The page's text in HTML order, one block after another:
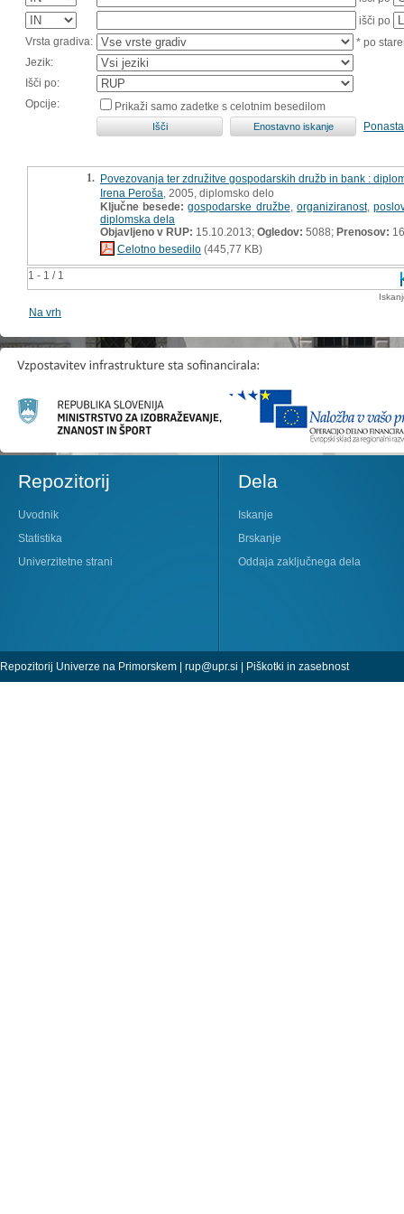
išči po
Vrsta gradiva:
* po
Jezik:
Išči po:
Opcije:
Prikaži samo zadetke s celotnim besedilom
1 - 1 / 1
1. Povezovanja ter združitve gospodarskih družb in bank :
Irena Peroša , 2005, diplomsko delo
Ključne besede: gospodarske družbe organiziranost,
diplomska dela
Objavljeno v RUP: 15.10.2013; Ogledov: 5088; Prenosov:
Celotno besedilo (445,77 KB)
Na vrh
Repozitorij
Uvodnik
Statistika
Univerzitetne strani
Dela
Iskanje
Brskanje
Oddaja zaključnega dela
Repozitorij Univerze na Primorskem | rup@upr.si | Piškotki in zasebnost